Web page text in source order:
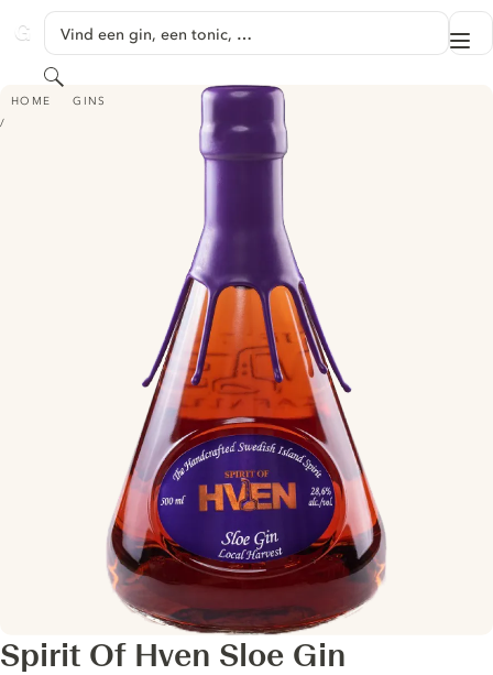
GINVENTORY
Vind een gin, een tonic, …
Zoeken
HOME GINS
SPIRIT OF HVEN SLOE GIN
Spirit Of Hven Sloe Gin